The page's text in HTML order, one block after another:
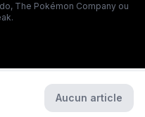
The Pokémon Company ou
Aucun article